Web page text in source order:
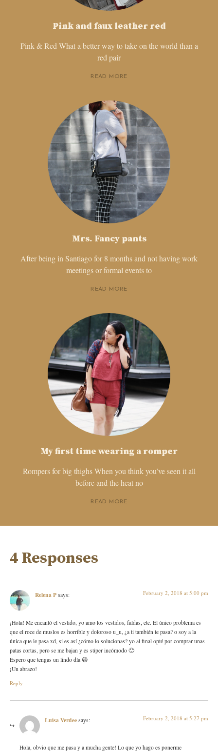
Pink and faux leather red
Pink & Red What a better way to take on the world than a
red pair
READ MORE
Mrs. Fancy pants
After being in Santiago for 8 months and not having work
meetings or formal events to
READ MORE
My first time wearing a romper
Rompers for big thighs When you think you’ve seen it all
before and the heat no
READ MORE
4 Responses
Relena P says: February 2, 2018 at 5:00 pm
¡Hola! Me encantó el vestido, yo amo los vestidos, faldas, etc. El único problema es
que el roce de muslos es horrible y doloroso u_u, ¿a ti también te pasa? o soy a la
única que le pasa xd, si es así ¿cómo lo solucionas? yo al final opté por comprar unas
patas cortas, pero se me bajan y es súper incómodo 🙁
Espero que tengas un lindo día 😀
¡Un abrazo!
Reply
Luisa Verdee says: February 2, 2018 at 5:27 pm
Hola, obvio que me pasa y a mucha gente! Lo que yo hago es ponerme